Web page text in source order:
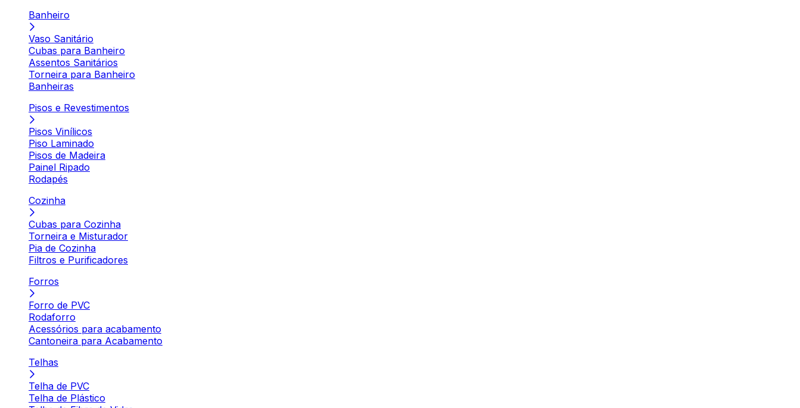
Banheiro
Vaso Sanitário
Cubas para Banheiro
Assentos Sanitários
Torneira para Banheiro
Banheiras
Pisos e Revestimentos
Pisos Vinílicos
Piso Laminado
Pisos de Madeira
Painel Ripado
Rodapés
Cozinha
Cubas para Cozinha
Torneira e Misturador
Pia de Cozinha
Filtros e Purificadores
Forros
Forro de PVC
Rodaforro
Acessórios para acabamento
Cantoneira para Acabamento
Telhas
Telha de PVC
Telha de Plástico